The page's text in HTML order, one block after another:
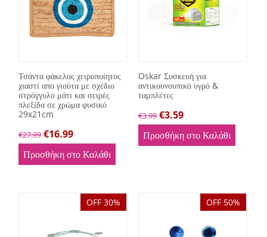
Τσάντα φάκελος χειροποίητος
χιαστί απο γιούτα με σχέδιο
στρόγγυλο μάτι και σειρές
πλεξίδα σε χρώμα φυσικό
29x21cm
€27.99 €16.99
Προσθήκη στο Καλάθι
Oskar Συσκευή για
αντικουνουπικό υγρό &
ταμπλέτες
€3.99 €3.59
Προσθήκη στο Καλάθι
OFF 30% OFF 50%